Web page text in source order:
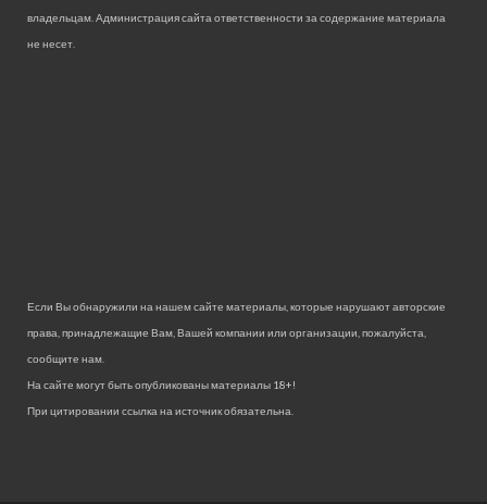
владельцам. Администрация сайта ответственности за содержание материала
не несет.
Если Вы обнаружили на нашем сайте материалы, которые нарушают авторские
права, принадлежащие Вам, Вашей компании или организации, пожалуйста,
сообщите нам.
На сайте могут быть опубликованы материалы 18+!
При цитировании ссылка на источник обязательна.